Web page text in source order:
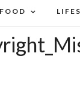
FOOD